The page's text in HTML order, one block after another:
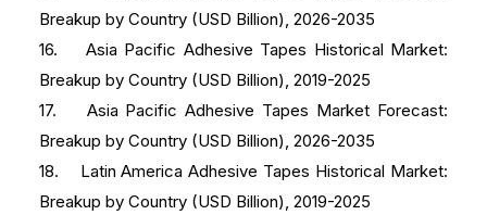
Breakup by Country (USD Billion), 2026-2035
16. Asia Pacific Adhesive Tapes Historical Market:
Breakup by Country (USD Billion), 2019-2025
17. Asia Pacific Adhesive Tapes Market Forecast:
Breakup by Country (USD Billion), 2026-2035
18. Latin America Adhesive Tapes Historical Market:
Breakup by Country (USD Billion), 2019-2025